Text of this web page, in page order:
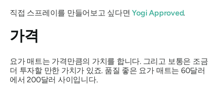
직접 스프레이를 만들어보고 싶다면Yogi Approved.
가격
요가 매트는 가격만큼의 가치를 합니다. 그리고 보통은 조금
더 투자할 만한 가치가 있죠. 품질 좋은 요가 매트는 60달러
에서 200달러 사이입니다.